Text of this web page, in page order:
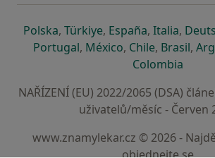
Polskase otevře v nové záložce
, Türkiyese otevře v nové
, Españase otevře v
, Italiase
,
Portugalse otevře v nové záložce
, Méxicose otevře v nové
, Chilese otevře v
, Brasilse
,
Colombia
NAŘÍZENÍ (EU) 2022/2065 (DSA)
uživatelů/měsíc - Červen
www.znamylekar.cz © 2026 -
objednejte se